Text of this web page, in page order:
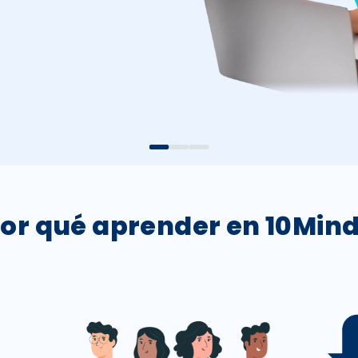
qué aprender en